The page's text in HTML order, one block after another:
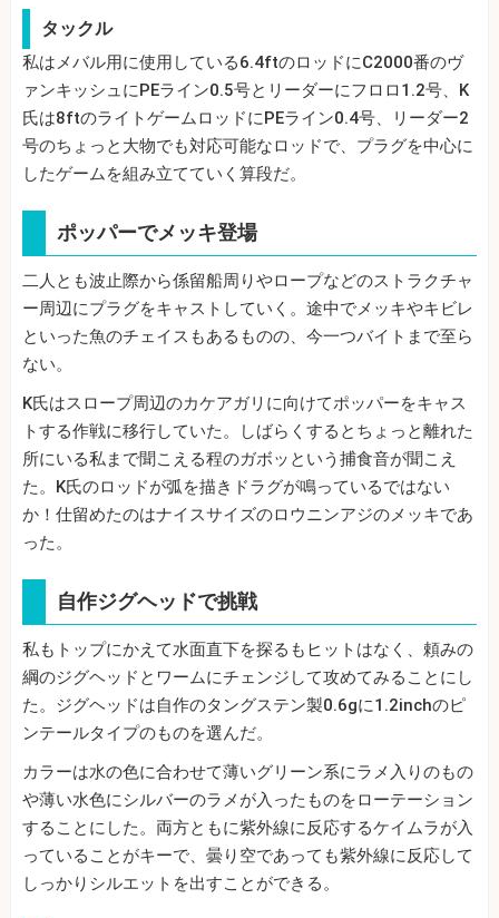
タックル
私はメバル用に使用している6.4ftのロッドにC2000番のヴ
ァンキッシュにPEライン0.5号とリーダーにフロロ1.2号、K
氏は8ftのライトゲームロッドにPEライン0.4号、リーダー2
号のちょっと大物でも対応可能なロッドで、プラグを中心に
したゲームを組み立てていく算段だ。
ポッパーでメッキ登場
二人とも波止際から係留船周りやロープなどのストラクチャ
ー周辺にプラグをキャストしていく。途中でメッキやキビレ
といった魚のチェイスもあるものの、今一つバイトまで至ら
ない。
K氏はスロープ周辺のカケアガリに向けてポッパーをキャス
トする作戦に移行していた。しばらくするとちょっと離れた
所にいる私まで聞こえる程のガボッという捕食音が聞こえ
た。K氏のロッドが弧を描きドラグが鳴っているではない
か！仕留めたのはナイスサイズのロウニンアジのメッキであ
った。
自作ジグヘッドで挑戦
私もトップにかえて水面直下を探るもヒットはなく、頼みの
綱のジグヘッドとワームにチェンジして攻めてみることにし
た。ジグヘッドは自作のタングステン製0.6gに1.2inchのピ
ンテールタイプのものを選んだ。
カラーは水の色に合わせて薄いグリーン系にラメ入りのもの
や薄い水色にシルバーのラメが入ったものをローテーション
することにした。両方ともに紫外線に反応するケイムラが入
っていることがキーで、曇り空であっても紫外線に反応して
しっかりシルエットを出すことができる。